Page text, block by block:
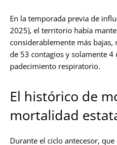
En la temporada previa de
2025), el territorio había
considerablemente más
de 53 contagios y solamente 4
padecimiento respiratorio.
El histórico de
mortalidad
Durante el ciclo antecesor,